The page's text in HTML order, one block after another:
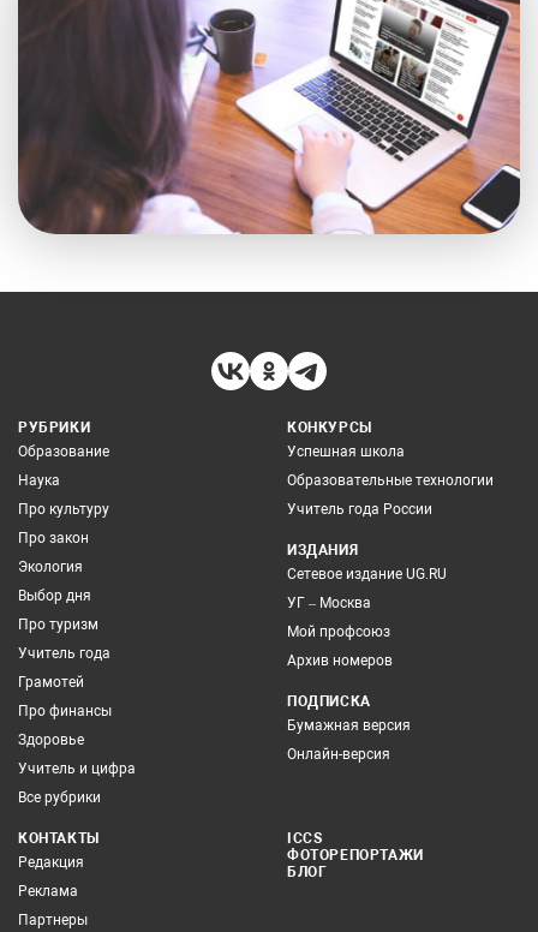
РУБРИКИ
Образование
Наука
Про культуру
Про закон
Экология
Выбор дня
Про туризм
Учитель года
Грамотей
Про финансы
Здоровье
Учитель и цифра
Все рубрики
КОНКУРСЫ
Успешная школа
Образовательные технологии
Учитель года России
ИЗДАНИЯ
Сетевое издание UG.RU
УГ – Москва
Мой профсоюз
Архив номеров
ПОДПИСКА
Бумажная версия
Онлайн-версия
КОНТАКТЫ
Редакция
Реклама
Партнеры
ICCS
ФОТОРЕПОРТАЖИ
БЛОГ